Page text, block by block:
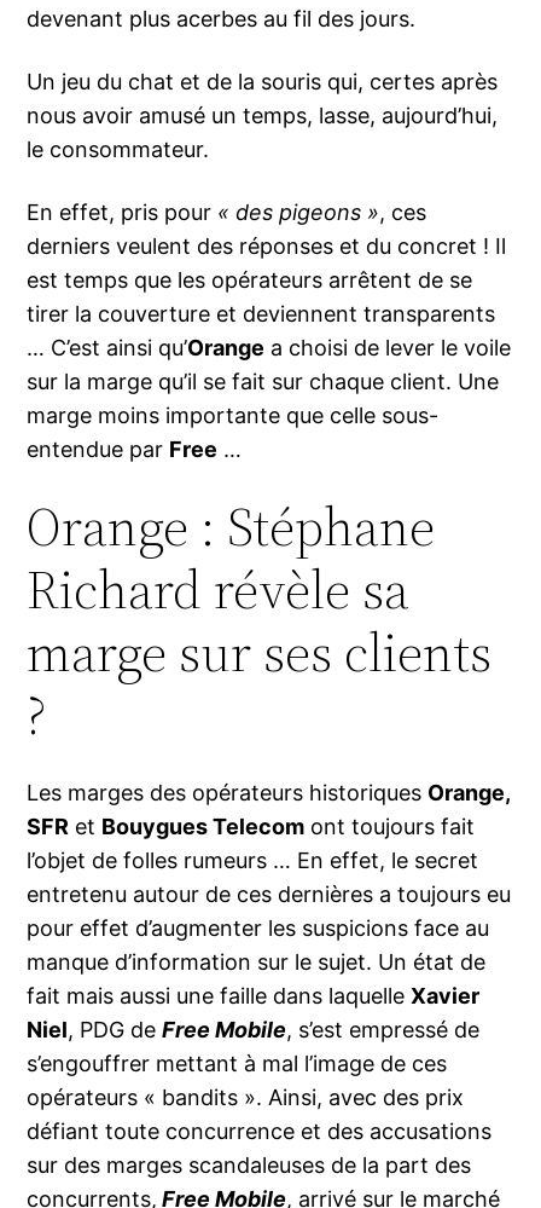
devenant plus acerbes au fil des jours.
Un jeu du chat et de la souris qui, certes après
nous avoir amusé un temps, lasse, aujourd’hui,
le consommateur.
En effet, pris pour « des pigeons », ces
derniers veulent des réponses et du concret ! Il
est temps que les opérateurs arrêtent de se
tirer la couverture et deviennent transparents
… C’est ainsi qu’Orange a choisi de lever le voile
sur la marge qu’il se fait sur chaque client. Une
marge moins importante que celle sous-
entendue par Free …
Orange : Stéphane
Richard révèle sa
marge sur ses clients
?
Les marges des opérateurs historiques Orange,
SFR et Bouygues Telecom ont toujours fait
l’objet de folles rumeurs … En effet, le secret
entretenu autour de ces dernières a toujours eu
pour effet d’augmenter les suspicions face au
manque d’information sur le sujet. Un état de
fait mais aussi une faille dans laquelleXavier
Niel, PDG deFree Mobile, s’est empressé de
s’engouffrer mettant à mal l’image de ces
opérateurs « bandits ». Ainsi, avec des prix
défiant toute concurrence et des accusations
sur des marges scandaleuses de la part des
concurrents, Free Mobile, arrivé sur le marché